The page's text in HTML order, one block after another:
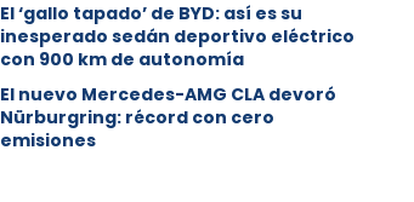
El ‘gallo tapado’ de BYD: así es su
inesperado sedán deportivo eléctrico
con 900 km de autonomía
El nuevo Mercedes-AMG CLA devoró
Nürburgring: récord con cero
emisiones